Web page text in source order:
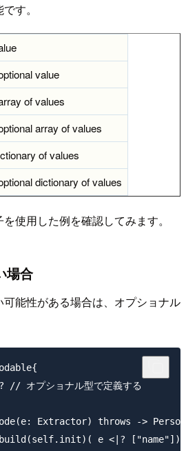
す。
value
of values
array of values
of values
dictionary of values
使用した例を確認してみます。
場合
能性がある場合は、オプショナル
オプショナル型で定義する
Extractor) throws ->
e <|? ["name"])